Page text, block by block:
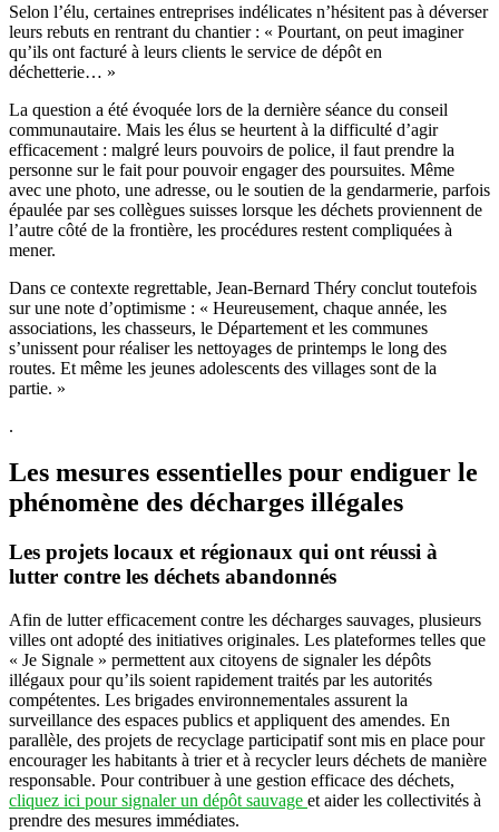
Selon l’élu, certaines entreprises indélicates n’hésitent pas à déverser
leurs rebuts en rentrant du chantier : « Pourtant, on peut imaginer
qu’ils ont facturé à leurs clients le service de dépôt en
déchetterie… »
La question a été évoquée lors de la dernière séance du conseil
communautaire. Mais les élus se heurtent à la difficulté d’agir
efficacement : malgré leurs pouvoirs de police, il faut prendre la
personne sur le fait pour pouvoir engager des poursuites. Même
avec une photo, une adresse, ou le soutien de la gendarmerie, parfois
épaulée par ses collègues suisses lorsque les déchets proviennent de
l’autre côté de la frontière, les procédures restent compliquées à
mener.
Dans ce contexte regrettable, Jean-Bernard Théry conclut toutefois
sur une note d’optimisme : « Heureusement, chaque année, les
associations, les chasseurs, le Département et les communes
s’unissent pour réaliser les nettoyages de printemps le long des
routes. Et même les jeunes adolescents des villages sont de la
partie. »
.
Les mesures essentielles pour endiguer le
phénomène des décharges illégales
Les projets locaux et régionaux qui ont réussi à
lutter contre les déchets abandonnés
Afin de lutter efficacement contre les décharges sauvages, plusieurs
villes ont adopté des initiatives originales. Les plateformes telles que
« Je Signale » permettent aux citoyens de signaler les dépôts
illégaux pour qu’ils soient rapidement traités par les autorités
compétentes. Les brigades environnementales assurent la
surveillance des espaces publics et appliquent des amendes. En
parallèle, des projets de recyclage participatif sont mis en place pour
encourager les habitants à trier et à recycler leurs déchets de manière
responsable. Pour contribuer à une gestion efficace des déchets,
cliquez ici pour signaler un dépôt sauvage et aider les collectivités à
prendre des mesures immédiates.